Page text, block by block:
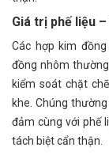
Giá trị phế liệu
Các hợp kim
đồng nhôm
kiểm soát chặt
khe. Chúng
đảm cùng với phế
tách biệt cẩn thận.